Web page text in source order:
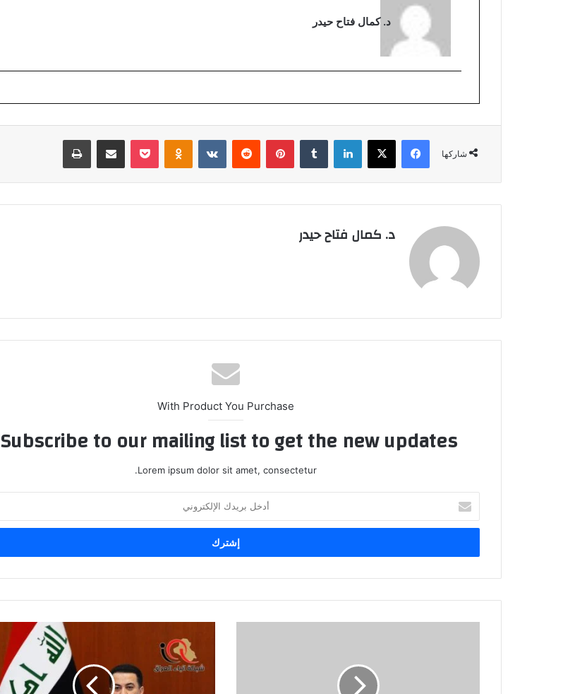
د. كمال فتاح حيدر
شاركها
فيسبوك ‫X لينكدإن بينتيريست Odnoklassniki
‫Pocket مشاركة عبر البريد طباعة
د. كمال فتاح حيدر
With Product You Purchase
Subscribe to our mailing list to get the new updates!
Lorem ipsum dolor sit amet, consectetur.
بريدك
الإلكتروني
المؤتمر
الدولي